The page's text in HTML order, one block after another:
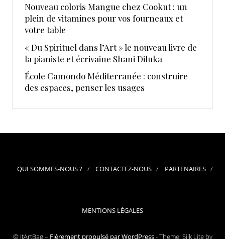
Nouveau coloris Mangue chez Cookut : un
plein de vitamines pour vos fourneaux et
votre table
« Du Spirituel dans l’Art » le nouveau livre de
la pianiste et écrivaine Shani Diluka
École Camondo Méditerranée : construire
des espaces, penser les usages
QUI SOMMES-NOUS ? CONTACTEZ-NOUS PARTENAIRES
MENTIONS LÉGALES
© ItArtBag – Fièrement propulsé par WordPress-Theme: Silk Lite by